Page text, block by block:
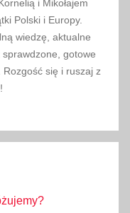
i Mikołajem
Polski i Europy.
wiedzę, aktualne
gotowe
się i ruszaj z